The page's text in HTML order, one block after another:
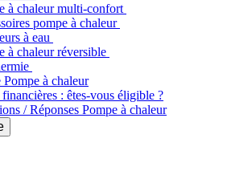
à chaleur multi-confort
pompe à chaleur
à eau
à chaleur réversible
Pompe à chaleur
: êtes-vous éligible ?
/ Réponses Pompe à chaleur